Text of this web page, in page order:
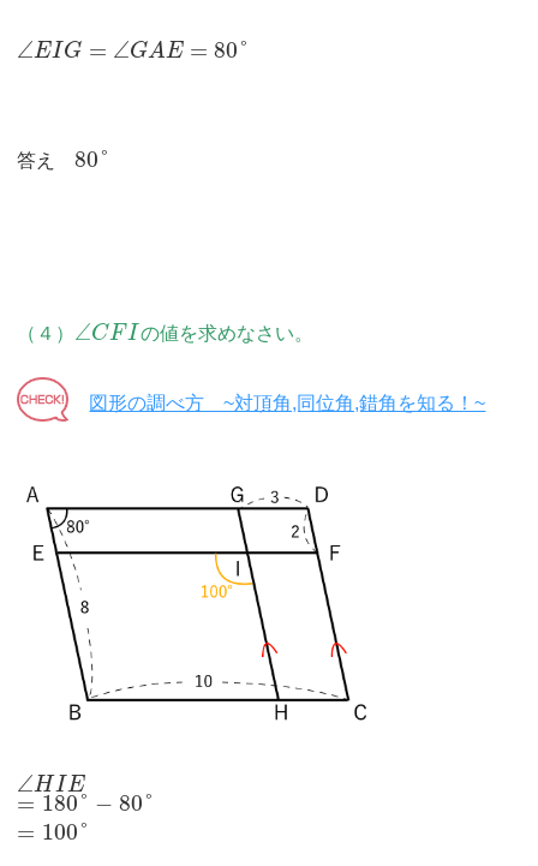
∠EIG = ∠GAE = 80°
答え80°
（４） ∠CFIの値を求めなさい。
図形の調べ方 ~対頂角,同位角,錯角を知る！~
∠HIE
= 180° − 80°
= 100°